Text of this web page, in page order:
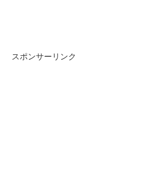
スポンサーリンク